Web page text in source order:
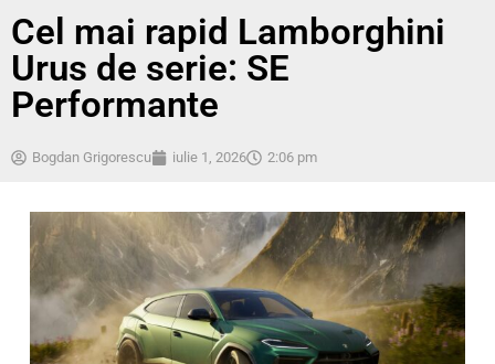
Cel mai rapid Lamborghini
Urus de serie: SE
Performante
Bogdan Grigorescu iulie 1, 2026 2:06 pm